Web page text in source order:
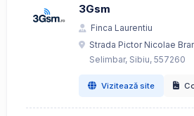
3Gsm
Finca Laurentiu
Strada Pictor Nicolae
Selimbar, Sibiu, 557260
Vizitează site